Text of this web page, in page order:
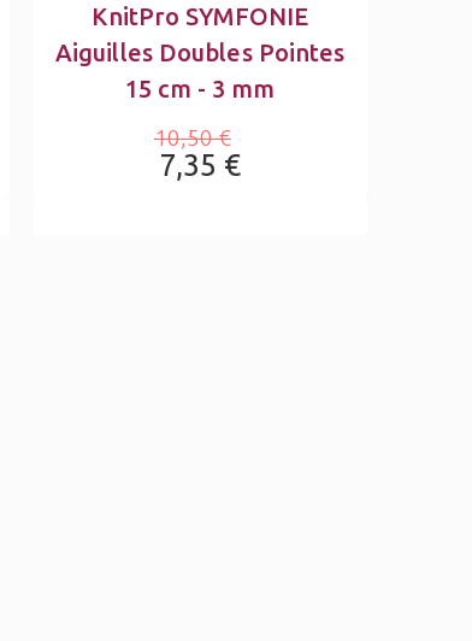
KnitPro SYMFONIE
Aiguilles Doubles Pointes
15 cm - 3 mm
10,50 €
7,35 €